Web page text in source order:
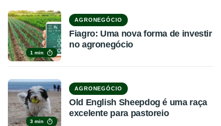
1 min
AGRONEGÓCIO
Fiagro: Uma nova forma de investir
no agronegócio
3 min
AGRONEGÓCIO
Old English Sheepdog é uma raça
excelente para pastoreio